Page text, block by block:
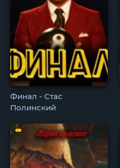
Финал - Стас
Полинский